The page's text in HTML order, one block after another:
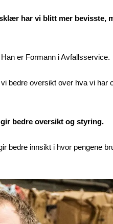
har vi blitt mer bevisste,
er Formann i Avfallsservice.
bedre oversikt over hva vi har
bedre oversikt og styring.
bedre innsikt i hvor pengene